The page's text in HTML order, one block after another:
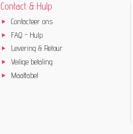
Contact & Hulp
Contacteer ons
FAQ - Hulp
Levering & Retour
Veilige betaling
Maattabel